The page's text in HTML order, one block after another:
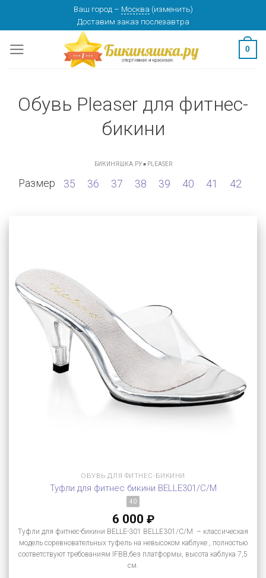
content
Ваш город – Москва (изменить)
Доставим заказ послезавтра
0
Обувь Pleaser для фитнес-
бикини
БИКИНЯШКА.РУ» PLEASER
Размер 35 36 37 38 39 40 41 42
ОБУВЬ ДЛЯ ФИТНЕС-БИКИНИ
Туфли для фитнес бикини BELLE301/C/M
40
6 000 ₽
Туфли для фитнес-бикини BELLE-301 BELLE301/C/M – классическая
модель соревновательных туфель на невысоком каблуке , полностью
соответствуют требованиям IFBB,без платформы, высота каблука 7,5
см.